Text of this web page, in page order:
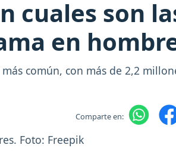
cuales son
en
común, con más de 2,2
Comparte en: